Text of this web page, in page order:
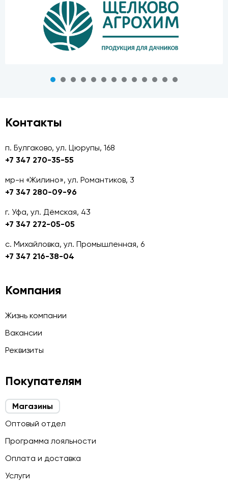
Контакты
п. Булгаково, ул. Цюрупы, 168
+7 347 270-35-55
мр-н «Жилино», ул. Романтиков, 3
+7 347 280-09-96
г. Уфа, ул. Дёмская, 43
+7 347 272-05-05
с. Михайловка, ул. Промышленная, 6
+7 347 216-38-04
Компания
Жизнь компании
Вакансии
Реквизиты
Покупателям
Магазины
Оптовый отдел
Программа лояльности
Оплата и доставка
Услуги